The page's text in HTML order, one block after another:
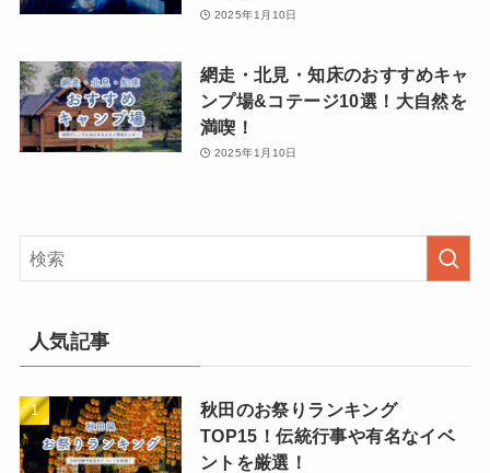
2025年1月10日
網走・北見・知床のおすすめキャ
ンプ場&コテージ10選！大自然を
満喫！
2025年1月10日
人気記事
秋田のお祭りランキング
TOP15！伝統行事や有名なイベ
ントを厳選！